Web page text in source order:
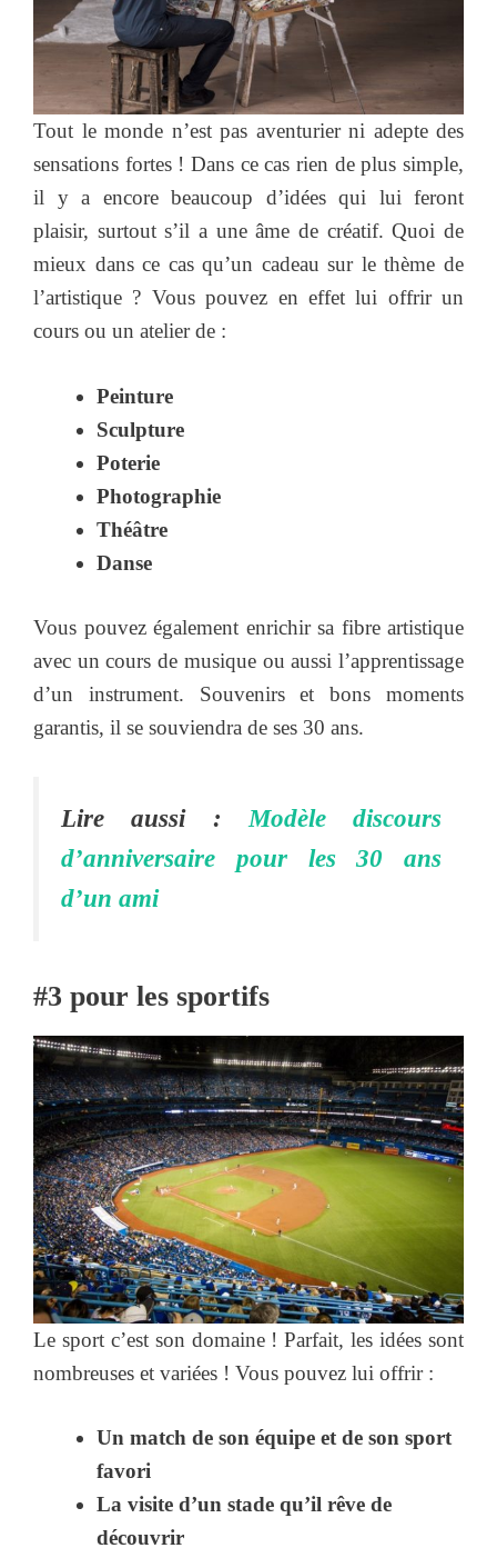
Tout le monde n’est pas aventurier ni adepte des
sensations fortes ! Dans ce cas rien de plus simple,
il y a encore beaucoup d’idées qui lui feront
plaisir, surtout s’il a une âme de créatif. Quoi de
mieux dans ce cas qu’un cadeau sur le thème de
l’artistique ? Vous pouvez en effet lui offrir un
cours ou un atelier de :
Peinture
Sculpture
Poterie
Photographie
Théâtre
Danse
Vous pouvez également enrichir sa fibre artistique
avec un cours de musique ou aussi l’apprentissage
d’un instrument. Souvenirs et bons moments
garantis, il se souviendra de ses 30 ans.
Lire aussi : Modèle discours
d’anniversaire pour les 30 ans
d’un ami
#3 pour les sportifs
Le sport c’est son domaine ! Parfait, les idées sont
nombreuses et variées ! Vous pouvez lui offrir :
Un match de son équipe et de son sport
favori
La visite d’un stade qu’il rêve de
découvrir